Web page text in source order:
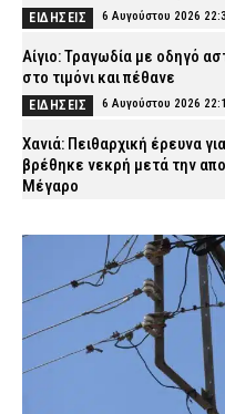
ΕΙΔΗΣΕΙΣ 6 Αυγούστου 2026
Αίγιο: Τραγωδία με οδηγό
στο τιμόνι και πέθανε
ΕΙΔΗΣΕΙΣ 6 Αυγούστου 2026
Χανιά: Πειθαρχική έρευνα
βρέθηκε νεκρή μετά την
Μέγαρο
Εύβοια: Νεκρός ο 35χρονος
τροχαίο με αγριογούρουνο
ΕΙΔΗΣΕΙΣ 6 Αυγούστου 2026
Άρτα: Συνελήφθησαν δύο
σε μετασχηματιστή και την
6 Αυγούστου 2026